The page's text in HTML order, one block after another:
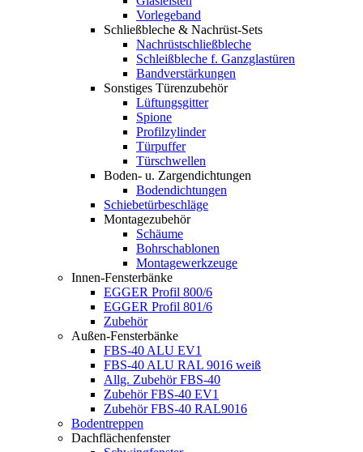
Vorlegeband
Schließbleche & Nachrüst-Sets
Nachrüstschließbleche
Schleißbleche f. Ganzglastüren
Bandverstärkungen
Sonstiges Türenzubehör
Lüftungsgitter
Spione
Profilzylinder
Türpuffer
Türschwellen
Boden- u. Zargendichtungen
Bodendichtungen
Schiebetürbeschläge
Montagezubehör
Schäume
Bohrschablonen
Montagewerkzeuge
Innen-Fensterbänke
EGGER Profil 800/6
EGGER Profil 801/6
Zubehör
Außen-Fensterbänke
FBS-40 ALU EV1
FBS-40 ALU RAL 9016 weiß
Allg. Zubehör FBS-40
Zubehör FBS-40 EV1
Zubehör FBS-40 RAL9016
Bodentreppen
Dachflächenfenster